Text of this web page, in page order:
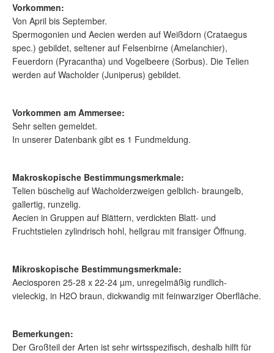
Vorkommen:
Von April bis September.
Spermogonien und Aecien werden auf Weißdorn (Crataegus
spec.) gebildet, seltener auf Felsenbirne (Amelanchier),
Feuerdorn (Pyracantha) und Vogelbeere (Sorbus). Die Telien
werden auf Wacholder (Juniperus) gebildet.
Vorkommen am Ammersee:
Sehr selten gemeldet.
In unserer Datenbank gibt es 1 Fundmeldung.
Makroskopische Bestimmungsmerkmale:
Telien büschelig auf Wacholderzweigen gelblich- braungelb,
gallertig, runzelig.
Aecien in Gruppen auf Blättern, verdickten Blatt- und
Fruchtstielen zylindrisch hohl, hellgrau mit fransiger Öffnung.
Mikroskopische Bestimmungsmerkmale:
Aeciosporen 25-28 x 22-24 µm, unregelmäßig rundlich-
vieleckig, in H2O braun, dickwandig mit feinwarziger Oberfläche.
Bemerkungen:
Der Großteil der Arten ist sehr wirtsspezifisch, deshalb hilft für